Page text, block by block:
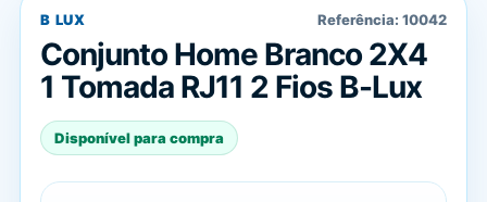
B LUX Referência: 10042
Conjunto Home Branco 2X4
1 Tomada RJ11 2 Fios B-Lux
Disponível para compra